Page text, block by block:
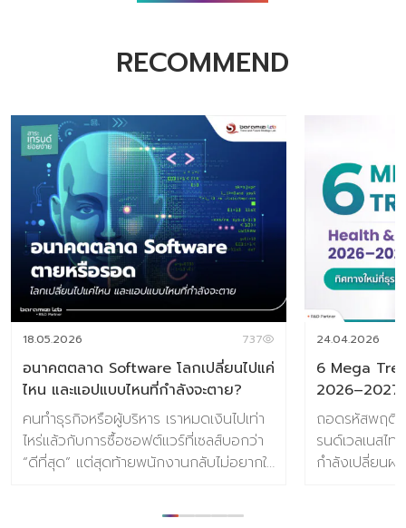
RECOMMEND
18.05.2026 737
อนาคตตลาด Software โลกเปลี่ยนไปแค่
ไหน และแอปแบบไหนที่กำลังจะตาย?
คนทำธุรกิจหรือผู้บริหาร เราหมดเงินไปเท่า
ไหร่แล้วกับการซื้อซอฟต์แวร์ที่เซลส์บอกว่า
“ดีที่สุด” แต่สุดท้ายพนักงานกลับไม่อยากใช้
24.04.2026
6 Mega
2026–2027
ถอดรหัสพฤติก
รนด์เวลเนสไ
กำลังเปลี่ยนผ่